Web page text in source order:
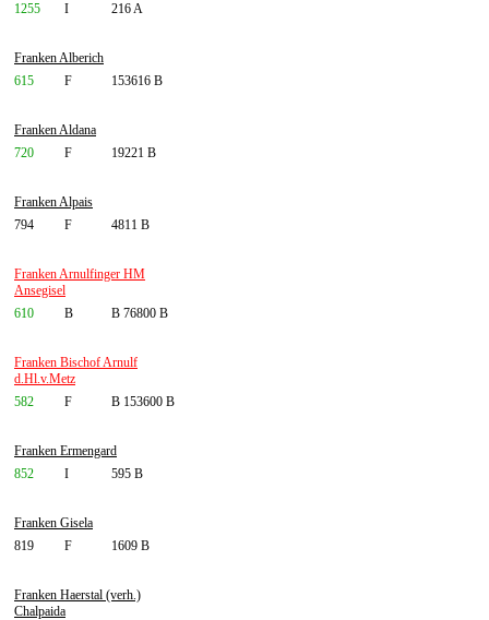
1255
I 216 A
Franken Alberich
615
F 153616 B
Franken Aldana
720
F 19221 B
Franken Alpais
794
F 4811 B
Franken Arnulfinger HM
Ansegisel
610
B B 76800 B
Franken Bischof Arnulf
d.Hl.v.Metz
582
F B 153600 B
Franken Ermengard
852
I 595 B
Franken Gisela
819
F 1609 B
Franken Haerstal (verh.)
Chalpaida